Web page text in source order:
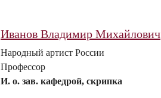
Иванов Владимир Михайлович
Народный артист России
Профессор
И. о. зав. кафедрой, скрипка